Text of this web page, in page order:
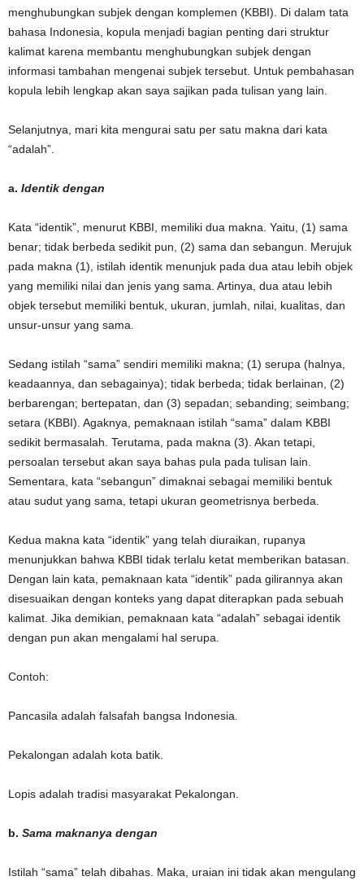
menghubungkan subjek dengan komplemen (KBBI). Di dalam tata
bahasa Indonesia, kopula menjadi bagian penting dari struktur
kalimat karena membantu menghubungkan subjek dengan
informasi tambahan mengenai subjek tersebut. Untuk pembahasan
kopula lebih lengkap akan saya sajikan pada tulisan yang lain.
Selanjutnya, mari kita mengurai satu per satu makna dari kata
“adalah”.
a. Identik dengan
Kata “identik”, menurut KBBI, memiliki dua makna. Yaitu, (1) sama
benar; tidak berbeda sedikit pun, (2) sama dan sebangun. Merujuk
pada makna (1), istilah identik menunjuk pada dua atau lebih objek
yang memiliki nilai dan jenis yang sama. Artinya, dua atau lebih
objek tersebut memiliki bentuk, ukuran, jumlah, nilai, kualitas, dan
unsur-unsur yang sama.
Sedang istilah “sama” sendiri memiliki makna; (1) serupa (halnya,
keadaannya, dan sebagainya); tidak berbeda; tidak berlainan, (2)
berbarengan; bertepatan, dan (3) sepadan; sebanding; seimbang;
setara (KBBI). Agaknya, pemaknaan istilah “sama” dalam KBBI
sedikit bermasalah. Terutama, pada makna (3). Akan tetapi,
persoalan tersebut akan saya bahas pula pada tulisan lain.
Sementara, kata “sebangun” dimaknai sebagai memiliki bentuk
atau sudut yang sama, tetapi ukuran geometrisnya berbeda.
Kedua makna kata “identik” yang telah diuraikan, rupanya
menunjukkan bahwa KBBI tidak terlalu ketat memberikan batasan.
Dengan lain kata, pemaknaan kata “identik” pada gilirannya akan
disesuaikan dengan konteks yang dapat diterapkan pada sebuah
kalimat. Jika demikian, pemaknaan kata “adalah” sebagai identik
dengan pun akan mengalami hal serupa.
Contoh:
Pancasila adalah falsafah bangsa Indonesia.
Pekalongan adalah kota batik.
Lopis adalah tradisi masyarakat Pekalongan.
b. Sama maknanya dengan
Istilah “sama” telah dibahas. Maka, uraian ini tidak akan mengulang